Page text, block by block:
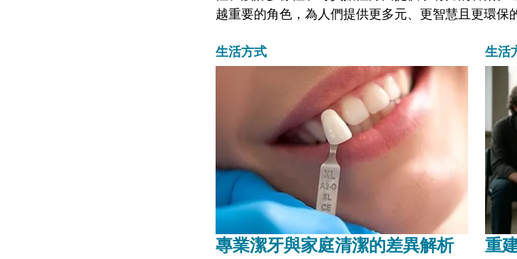
越重要的角色，為人們提供更多元、更智慧且更環保
生活方式
專業潔牙與家庭清潔的差異解析
生活
重